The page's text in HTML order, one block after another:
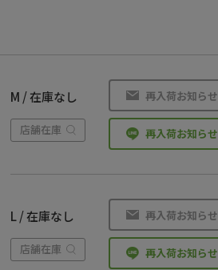
M / 在庫なし
店舗在庫
再入荷お知らせ
再入荷お知らせ
L / 在庫なし
店舗在庫
再入荷お知らせ
再入荷お知らせ